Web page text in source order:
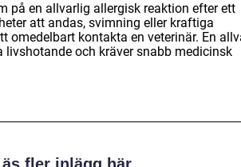
på en allvarlig allergisk reaktion efter ett
att andas, svimning eller kraftiga
omedelbart kontakta en veterinär. En
livshotande och kräver snabb medicinsk